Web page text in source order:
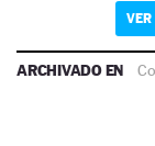
ARCHIVADO EN